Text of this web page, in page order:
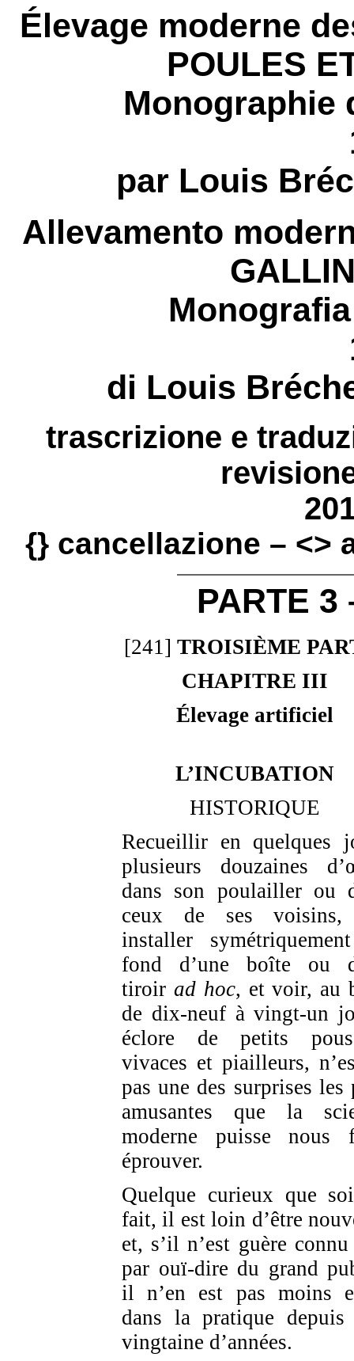
Élevage moderne
POULES
Monographie
par Louis
Allevamento
di Louis
trascrizione e
{} cancellazione – <>
PARTE 3
[241] TROISIÈME
CHAPITRE III
Élevage artificiel
L’INCUBATION
HISTORIQUE
Recueillir en quelques
plusieurs douzaines
dans son poulailler ou
ceux de ses voisins,
installer
fond d’une boîte ou
tiroir ad hoc, et voir, au
de dix-neuf à vingt-un
éclore de petits
vivaces et piailleurs,
pas une des surprises les
amusantes que la
moderne puisse nous
éprouver.
Quelque curieux que
fait, il est loin d’être
et, s’il n’est guère
par ouï-dire du grand
il n’en est pas moins
dans la pratique depuis
vingtaine d’années.